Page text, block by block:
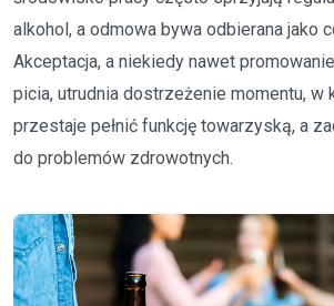
alkohol, a odmowa bywa odbierana jako
Akceptacja, a niekiedy nawet
picia, utrudnia dostrzeżenie momentu, w
przestaje pełnić funkcję towarzyską, a
do problemów zdrowotnych.